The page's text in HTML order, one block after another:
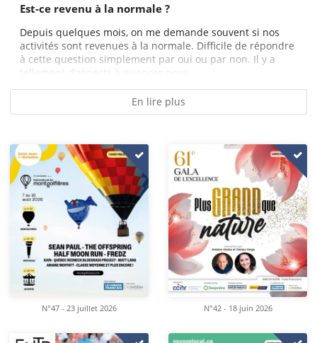
Est-ce revenu à la normale ?
Depuis quelques mois, on me demande souvent si nos
activités sont revenues à la normale. Difficile de répondre
à cette question simplement par oui ou par non. Il y a
tellement d’aspects à nuancer pour...
En lire plus
N°47 - 23 juillet 2026 N°42 - 18 juin 2026